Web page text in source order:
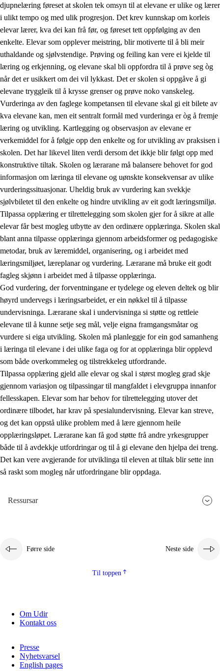
3.5 Profesjonsfellesskap og skoleutvikling
djupnelæring føreset at skolen tek omsyn til at elevane er ulike og lærer
i ulikt tempo og med ulik progresjon. Det krev kunnskap om korleis
elevar lærer, kva dei kan frå før, og føreset tett oppfølging av den
enkelte. Elevar som opplever meistring, blir motiverte til å bli meir
uthaldande og sjølvstendige. Prøving og feiling kan vere ei kjelde til
læring og erkjenning, og elevane skal bli oppfordra til å prøve seg òg
når det er usikkert om dei vil lykkast. Det er skolen si oppgåve å gi
elevane tryggleik til å krysse grenser og prøve noko vanskeleg.
Vurderinga av den faglege kompetansen til elevane skal gi eit bilete av
kva elevane kan, men eit sentralt formål med vurderinga er òg å fremje
læring og utvikling. Kartlegging og observasjon av elevane er
verkemiddel for å følgje opp den enkelte og for utvikling av praksisen i
skolen. Det har likevel liten verdi dersom det ikkje blir følgt opp med
konstruktive tiltak. Skolen og lærarane må balansere behovet for god
informasjon om læringa til elevane og uønskte konsekvensar av ulike
vurderingssituasjonar. Uheldig bruk av vurdering kan svekkje
sjølvbiletet til den enkelte og hindre utvikling av eit godt læringsmiljø.
Tilpassa opplæring er tilrettelegging som skolen gjer for å sikre at alle
elevar får best mogleg utbytte av den ordinære opplæringa. Skolen skal
blant anna tilpasse opplæringa gjennom arbeidsformer og pedagogiske
metodar, bruk av læremiddel, organisering, og i arbeidet med
læringsmiljøet, læreplanar og vurdering. Lærarane må bruke eit godt
fagleg skjønn i arbeidet med å tilpasse opplæringa.
God vurdering, der forventningane er tydelege og eleven deltek og blir
høyrd undervegs i læringsarbeidet, er ein nøkkel til å tilpasse
undervisninga. Lærarane skal i undervisninga si støtte og rettleie
elevane til å kunne setje seg mål, velje eigna framgangsmåtar og
vurdere si eiga utvikling. Skolen må planleggje for ein god samanheng
i læringa til elevane i dei ulike faga og for at opplæringa blir opplevd
som både overkommeleg og tilstrekkeleg utfordrande.
Tilpassa opplæring gjeld alle elevar og skal i størst mogleg grad skje
gjennom variasjon og tilpassingar til mangfaldet i elevgruppa innanfor
fellesskapen. Elevar som har behov for tilrettelegging utover det
ordinære tilbodet, har krav på spesialundervisning. Elevar kan streve,
og det kan oppstå ulike problem med å lære gjennom heile
opplæringsløpet. Lærarane kan få god støtte frå andre yrkesgrupper
både til å avdekkje utfordringar og til å gi elevane den hjelpa dei treng.
Det kan vere avgjerande for utviklinga til eleven at tiltak blir sette inn
så raskt som mogleg når utfordringane blir oppdaga.
Ressursar
Førre side Neste side
Til toppen
Om Udir
Kontakt oss
Presse
Nyhetsvarsel
English pages